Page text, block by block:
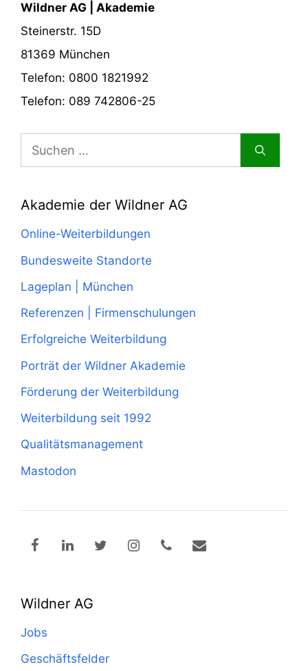
Wildner AG | Akademie
Steinerstr. 15D
81369 München
Telefon: 0800 1821992
Telefon: 089 742806-25
Suchen
nach:
Akademie der Wildner AG
Online-Weiterbildungen
Bundesweite Standorte
Lageplan | München
Referenzen | Firmenschulungen
Erfolgreiche Weiterbildung
Porträt der Wildner Akademie
Förderung der Weiterbildung
Weiterbildung seit 1992
Qualitätsmanagement
Mastodon
Wildner AG
Jobs
Geschäftsfelder